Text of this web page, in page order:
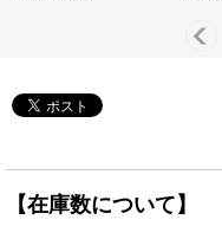
【在庫数について】